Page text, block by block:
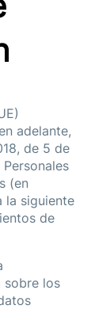
adelante,
de 5 de
(en
la siguiente
de
sobre los